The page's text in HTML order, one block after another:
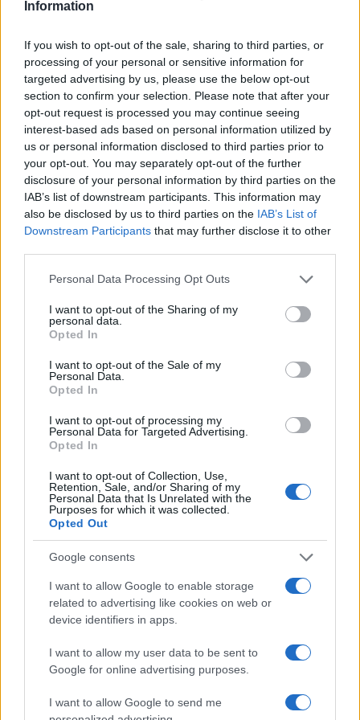
Information
If you wish to opt-out of the sale, sharing to third parties, or
processing of your personal or sensitive information for
targeted advertising by us, please use the below opt-out
section to confirm your selection. Please note that after your
opt-out request is processed you may continue seeing
interest-based ads based on personal information utilized by
us or personal information disclosed to third parties prior to
your opt-out. You may separately opt-out of the further
disclosure of your personal information by third parties on the
IAB’s list of downstream participants. This information may
also be disclosed by us to third parties on the IAB’s List of
Downstream Participants that may further disclose it to other
Please note that this website/app uses one or more Google
not limited to your visit or usage behaviour. You may click to
grant or deny consent to Google and its third-party tags to
use your data for below specified purposes in below Google
consent section.
Personal Data Processing Opt Outs
I want to opt-out of the Sharing of my
personal data.
Opted In
I want to opt-out of the Sale of my
Personal Data.
Opted In
I want to opt-out of processing my
Personal Data for Targeted Advertising.
Opted In
I want to opt-out of Collection, Use,
Retention, Sale, and/or Sharing of my
Personal Data that Is Unrelated with the
Purposes for which it was collected.
Opted Out
Google consents
I want to allow Google to enable storage
related to advertising like cookies on web or
device identifiers in apps.
I want to allow my user data to be sent to
Google for online advertising purposes.
I want to allow Google to send me
Ακολουθήστε το Νewsit.gr στοGoogle Newsκαι
ενημερωθείτε πρώτοι για όλη την ειδησεογραφία και τα
τελευταία νέατης ημέρας
Πιο δημοφιλή
1 Έφυγαν οι συνεργάτες, μένει η Μαρία
Καρυστιανού - Η επόμενη μέρα για την
«Ελπίδα για τη Δημοκρατία»
Σαμοθράκη: «Μαμά νόμιζες ότι δε θα σε
που έπεσε σε κανάλι με καυτό νερό
Ψάθα: «Δεν υπήρξε τεχνικό πρόβλημα με
χειριστής και ο Έλληνας διερμηνέας
Mirror: Οι φωτιές στην Αιγιάλεια έκαναν
Βρετανία για μια νέα ζωή στην
Πελοπόννησο – «Δεν χάσαμε μόνο ένα
σπίτι»
«Βαριά καμπάνα» στον 27χρονο τράπερ
που έτρεχε με 182 χιλιόμετρα την ώρα σε
δρόμο με όριο τα 80
Πιο σχολιασμένα
Μητσοτάκης στην υπογραφή συμφωνίας
για την ηλεκτρική διασύνδεση Ελλάδας –
Κύπρου: «Ισχυρή ψήφος εμπιστοσύνης» η
είσοδος της Meridiam στην GSI
Canadair 515: Οι πρώτες εικόνες από την
κατασκευή του αεροσκάφους που θα
φωτιάς